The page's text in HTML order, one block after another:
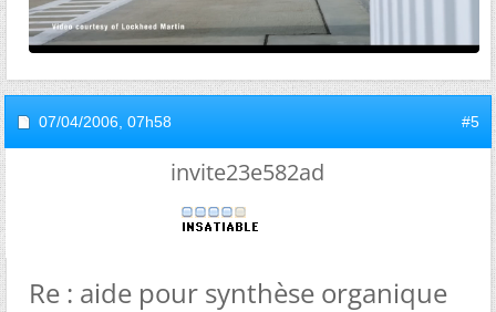
07/04/2006, 07h58 #5
invite23e582ad
Re : aide pour synthèse organique